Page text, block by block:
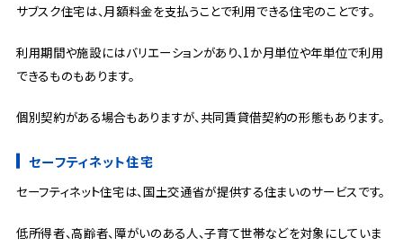
サブスク住宅は、月額料金を支払うことで利用できる住宅のことです。
利用期間や施設にはバリエーションがあり、1か月単位や年単位で利用
できるものもあります。
個別契約がある場合もありますが、共同賃貸借契約の形態もあります。
セーフティネット住宅
セーフティネット住宅は、国土交通省が提供する住まいのサービスです。
低所得者、高齢者、障がいのある人、子育て世帯などを対象にしていま